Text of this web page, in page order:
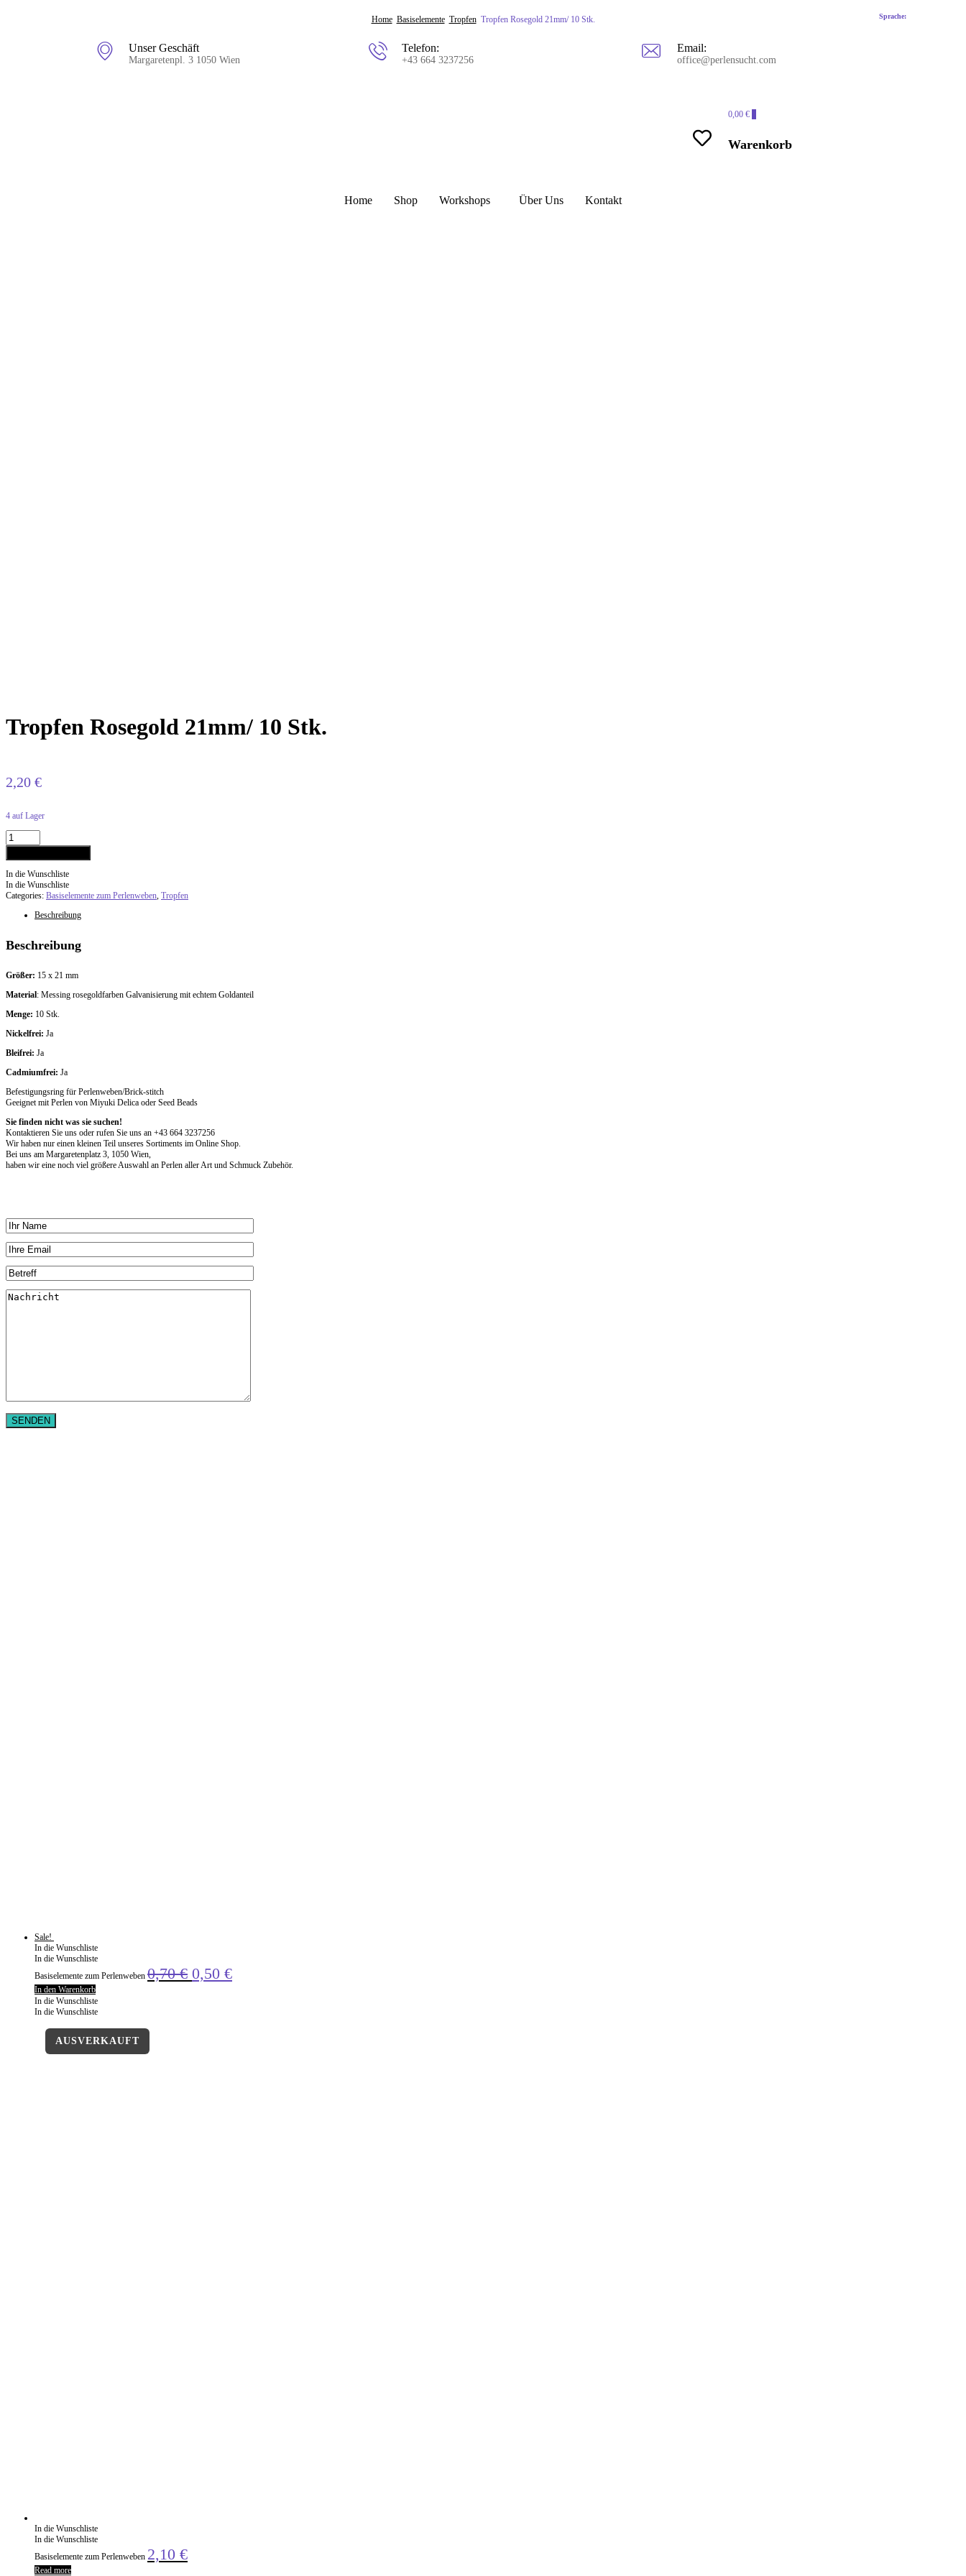
Unser Geschäft
Margaretenpl. 3 1050 Wien
Telefon:
+43 664 3237256
Email:
office@perlensucht.com
Sprache:
0,00 €
Warenkorb
Home Shop Workshops Über Uns Kontakt
Home Basiselemente Tropfen Tropfen Rosegold 21mm/ 10 Stk.
Tropfen Rosegold 21mm/ 10 Stk.
2,20 €
4 auf Lager
In die Wunschliste
In die Wunschliste
Categories: Basiselemente zum Perlenweben Tropfen
Beschreibung
Beschreibung
Größer: 15 x 21 mm
Material: Messing rosegoldfarben Galvanisierung mit echtem Goldanteil
Menge: 10 Stk.
Nickelfrei: Ja
Bleifrei: Ja
Cadmiumfrei: Ja
Befestigungsring für Perlenweben/Brick-stitch
Geeignet mit Perlen von Miyuki Delica oder Seed Beads
Sie finden nicht was sie suchen!
Kontaktieren Sie uns oder rufen Sie uns an +43 664 3237256
Wir haben nur einen kleinen Teil unseres Sortiments im Online Shop.
Bei uns am Margaretenplatz 3, 1050 Wien,
haben wir eine noch viel größere Auswahl an Perlen aller Art und Schmuck Zubehör.
Sale!
In die Wunschliste
In die Wunschliste
Basiselemente zum Perlenweben 0,70€ 0,50 €
In den Warenkorb
In die Wunschliste
In die Wunschliste
In die Wunschliste
In die Wunschliste
Basiselemente zum Perlenweben 2,10 €
Read more